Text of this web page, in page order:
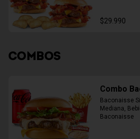
$29.990
COMBOS
Combo
Baconaisse
Mediana,
Baconaisse